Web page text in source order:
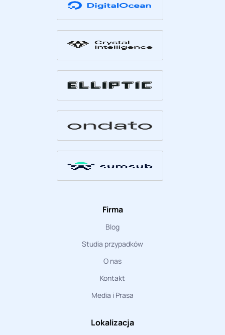
Firma
Blog
Studia przypadków
O nas
Kontakt
Media i Prasa
Lokalizacja